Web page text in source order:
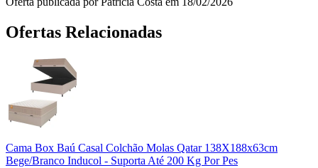
Ofertas Relacionadas
Cama Box Baú Casal Colchão Molas Qatar 138X188x63cm
Bege/Branco Inducol - Suporta Até 200 Kg Por Pes